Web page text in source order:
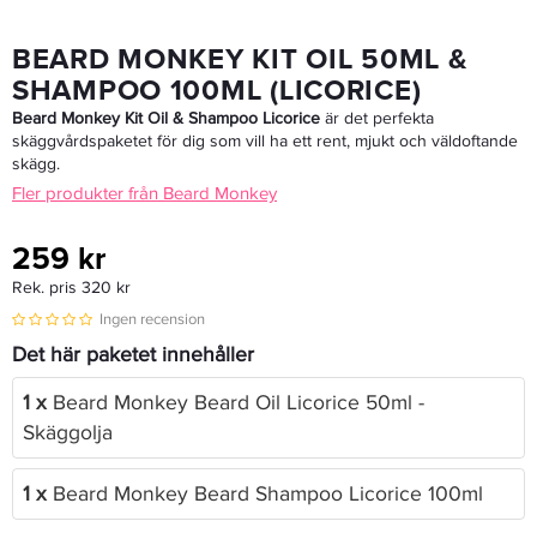
BEARD MONKEY KIT OIL 50ML &
SHAMPOO 100ML (LICORICE)
Beard Monkey Kit Oil & Shampoo Licorice är det perfekta
skäggvårdspaketet för dig som vill ha ett rent, mjukt och väldoftande
skägg.
Fler produkter från Beard Monkey
259 kr
Rek. pris 320 kr
Ingen recension
Det här paketet innehåller
1 x Beard Monkey Beard Oil Licorice 50ml -
Skäggolja
1 x Beard Monkey Beard Shampoo Licorice 100ml